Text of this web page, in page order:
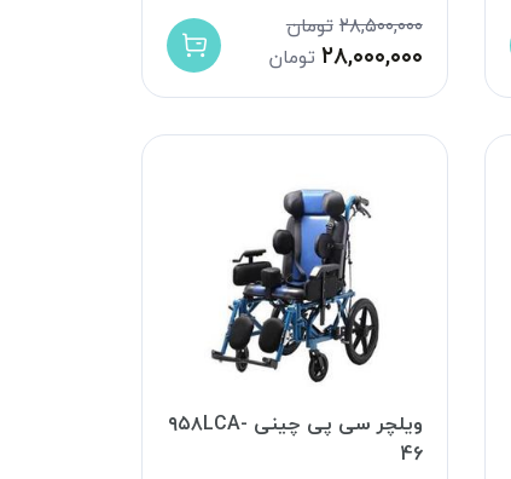
۲۸,۵۰۰,۰۰۰تومان
۲۸,۰۰۰,۰۰۰ تومان
ویلچر سی پی چینی ۹۵۸LCA-
46